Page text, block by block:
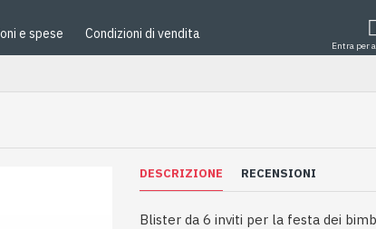
e spese Condizioni di vendita
Entra per
DESCRIZIONE RECENSIONI
Blister da 6 inviti per la festa dei